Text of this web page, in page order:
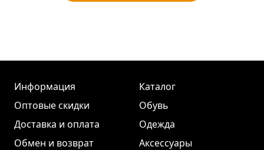
Информация
Оптовые скидки
Доставка и оплата
Обмен и возврат
Каталог
Обувь
Одежда
Аксессуары